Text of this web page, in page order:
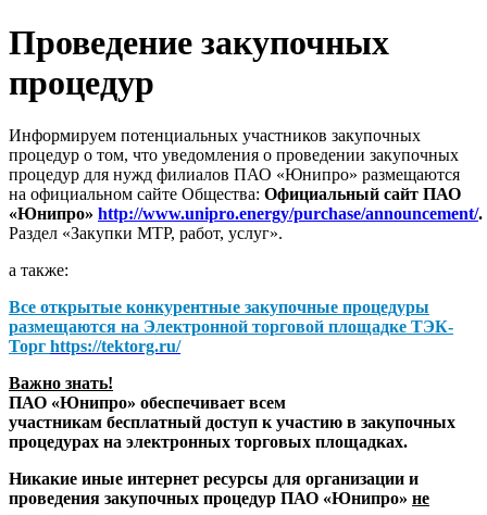
Проведение закупочных
процедур
Информируем потенциальных участников закупочных
процедур о том, что уведомления о проведении закупочных
процедур для нужд филиалов ПАО «Юнипро» размещаются
на официальном сайте Общества: Официальный сайт ПАО
«Юнипро» http://www.unipro.energy/purchase/announcement/.
Раздел «Закупки МТР, работ, услуг».
а также:
Все открытые конкурентные закупочные процедуры
размещаются на Электронной торговой площадке ТЭК-
Торг https://tektorg.ru/
Важно знать!
ПАО «Юнипро» обеспечивает всем
участникам бесплатный доступ к участию в закупочных
процедурах на электронных торговых площадках.
Никакие иные интернет ресурсы для организации и
проведения закупочных процедур ПАО «Юнипро» не